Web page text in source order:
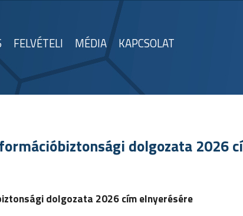
FELVÉTELI MÉDIA KAPCSOLAT
dolgozata 2026
dolgozata 2026 cím elnyerésére